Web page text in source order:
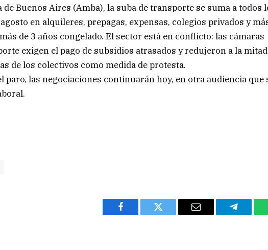
Buenos Aires (Amba), la suba de transporte se suma a todos
en alquileres, prepagas, expensas, colegios privados y
de 3 años congelado. El sector está en conflicto: las cámaras
exigen el pago de subsidios atrasados y redujeron a la
de los colectivos como medida de protesta.
paro, las negociaciones continuarán hoy, en otra audiencia que
Facebook Twitter Email Telegram